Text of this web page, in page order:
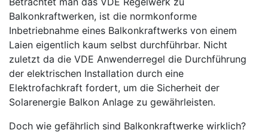
Balkonkraftwerken, ist die normkonforme
Inbetriebnahme eines Balkonkraftwerks von einem
Laien eigentlich kaum selbst durchführbar. Nicht
zuletzt da die VDE Anwenderregel die Durchführung
der elektrischen Installation durch eine
Elektrofachkraft fordert, um die Sicherheit der
Solarenergie Balkon Anlage zu gewährleisten.
Doch wie gefährlich sind Balkonkraftwerke wirklich?